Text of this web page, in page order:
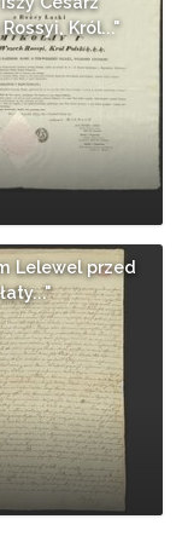
Król..."
Lelewel przed